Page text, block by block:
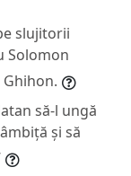
slujitorii
Solomon
să-l ungă
și să